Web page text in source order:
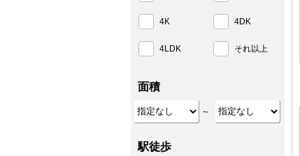
4K 4DK
4LDK それ以上
面積
～
駅徒歩